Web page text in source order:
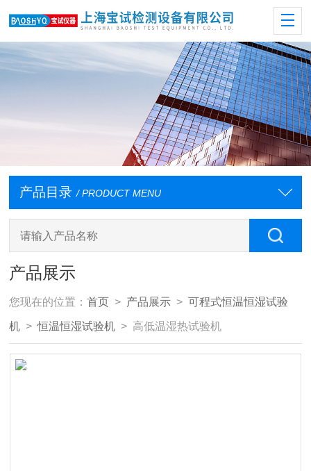
产品目录 / PRODUCT MENU
产品展示
您现在的位置：首页 > 产品展示 >可程式恒温恒湿试验
机 >恒温恒湿试验机 > 高低温湿热试验机